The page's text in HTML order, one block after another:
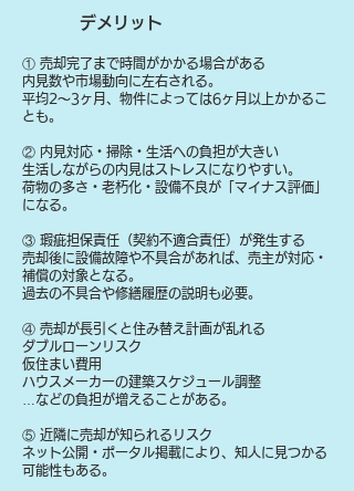
デメリット
① 売却完了まで時間がかかる場合がある
内見数や市場動向に左右される。
平均2〜3ヶ月、物件によっては6ヶ月以上かかるこ
とも。
② 内見対応・掃除・生活への負担が大きい
生活しながらの内見はストレスになりやすい。
荷物の多さ・老朽化・設備不良が「マイナス評価」
になる。
③ 瑕疵担保責任（契約不適合責任）が発生する
売却後に設備故障や不具合があれば、売主が対応・
補償の対象となる。
過去の不具合や修繕履歴の説明も必要。
④ 売却が長引くと住み替え計画が乱れる
ダブルローンリスク
仮住まい費用
ハウスメーカーの建築スケジュール調整
…などの負担が増えることがある。
⑤ 近隣に売却が知られるリスク
ネット公開・ポータル掲載により、知人に見つかる
可能性もある。